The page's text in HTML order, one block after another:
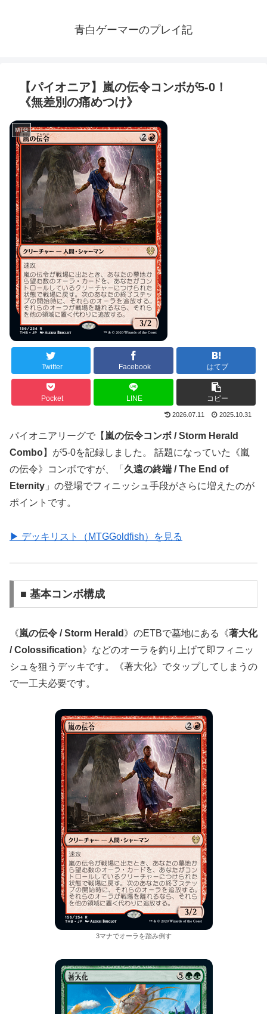
青白ゲーマーのプレイ記
【パイオニア】嵐の伝令コンボが5-0！
《無差別の痛めつけ》
MTG
Twitter Facebook はてブ
Pocket LINE コピー
2026.07.11 2025.10.31
パイオニアリーグで【 嵐の伝令コンボ / Storm Herald
Combo】が5-0を記録しました。 話題になっていた《嵐
の伝令》コンボですが、「 久遠の終端 / The End of
Eternity 」の登場でフィニッシュ手段がさらに増えたのが
ポイントです。
▶ デッキリスト（MTGGoldfish）を見る
■ 基本コンボ構成
《嵐の伝令 / Storm Herald 》のETBで墓地にある《著大化
/ Colossification》などのオーラを釣り上げて即フィニッ
シュを狙うデッキです。《著大化》でタップしてしまうの
で一工夫必要です。
3マナでオーラを踏み倒す